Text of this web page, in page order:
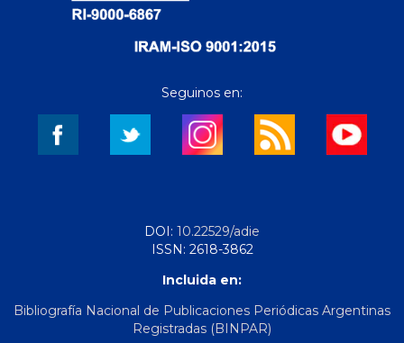
Seguinos en:
DOI: 10.22529/adie
ISSN: 2618-3862
Incluida en:
Bibliografía Nacional de Publicaciones Periódicas Argentinas
Registradas (BINPAR)